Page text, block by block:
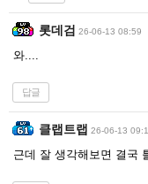
롯데검 26-06-13 08:59
와....
답글
클랩트랩 26-06-13
근데 잘 생각해보면 결국